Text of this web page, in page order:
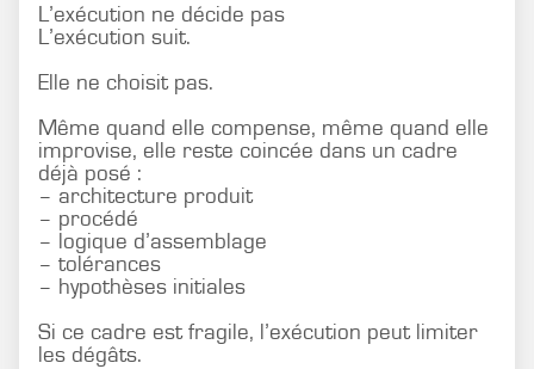
L’exécution ne décide pas
L’exécution suit.
Elle ne choisit pas.
Même quand elle compense, même quand elle
improvise, elle reste coincée dans un cadre
déjà posé :
– architecture produit
– procédé
– logique d’assemblage
– tolérances
– hypothèses initiales
Si ce cadre est fragile, l’exécution peut limiter
les dégâts.